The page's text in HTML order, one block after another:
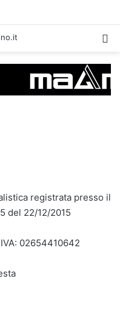
registrata presso il
del 22/12/2015
02654410642